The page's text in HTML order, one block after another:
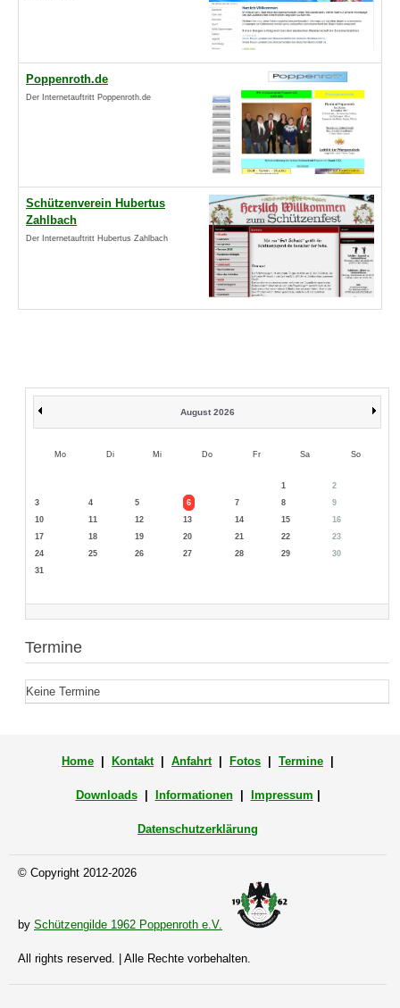
Poppenroth.de
Der Internetauftritt Poppenroth.de
Schützenverein Hubertus
Zahlbach
Der Internetauftritt Hubertus Zahlbach
August 2026
Mo Di Mi Do Fr Sa So
1
2
3
4 5 6 7 8
9
10
11 12 13 14 15
16
17
18 19 20 21 22
23
24
25 26 27 28 29
30
31
Termine
Keine Termine
Home Kontakt Anfahrt Fotos Termine
Downloads| Informationen| Impressum
Datenschutzerklärung
© Copyright 2012-2026
by Schützengilde 1962 Poppenroth e.V.
All rights reserved. | Alle Rechte vorbehalten.